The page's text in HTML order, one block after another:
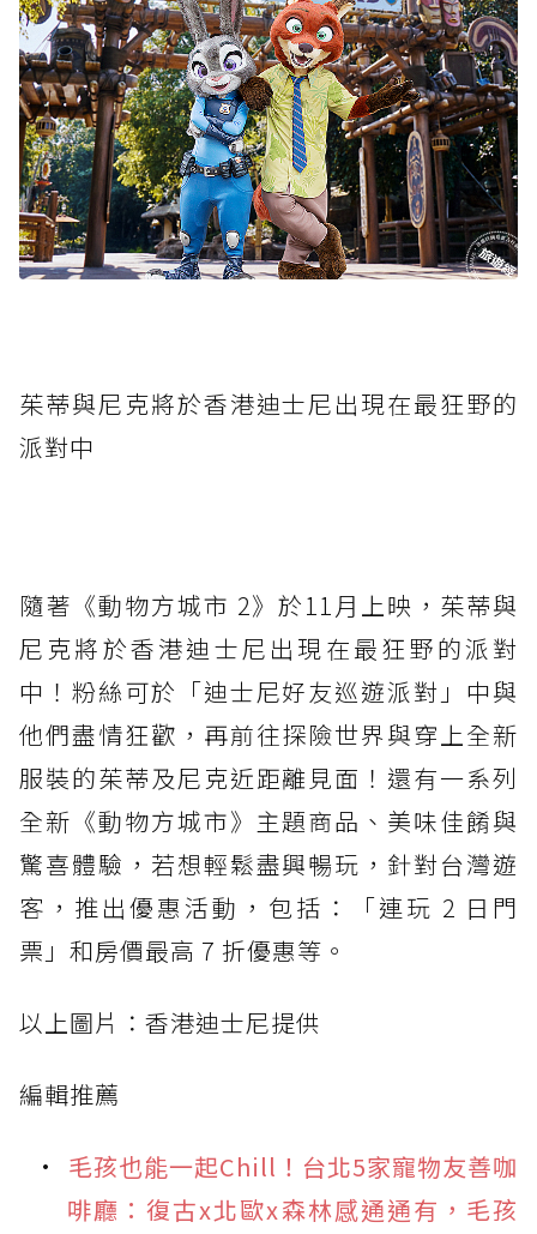
茱蒂與尼克將於香港迪士尼出現在最狂野的
派對中
隨著《動物方城市 2》於11月上映，茱蒂與
尼克將於香港迪士尼出現在最狂野的派對
中！粉絲可於「迪士尼好友巡遊派對」中與
他們盡情狂歡，再前往探險世界與穿上全新
服裝的茱蒂及尼克近距離見面！還有一系列
全新《動物方城市》主題商品、美味佳餚與
驚喜體驗，若想輕鬆盡興暢玩，針對台灣遊
客，推出優惠活動，包括：「連玩 2 日門
票」和房價最高 7 折優惠等。
以上圖片：香港迪士尼提供
編輯推薦
毛孩也能一起Chill！台北5家寵物友善咖
啡廳：復古x北歐x森林感通通有，毛孩